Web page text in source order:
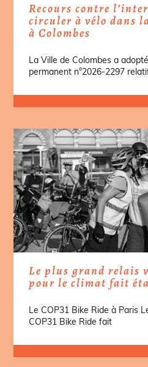
Recours contre
circuler à vélo dans
à Colombes
La Ville de Colombes a
permanent n°2026-2297
Le plus grand relais
pour le climat fait
Le COP31 Bike Ride à Paris
COP31 Bike Ride fait